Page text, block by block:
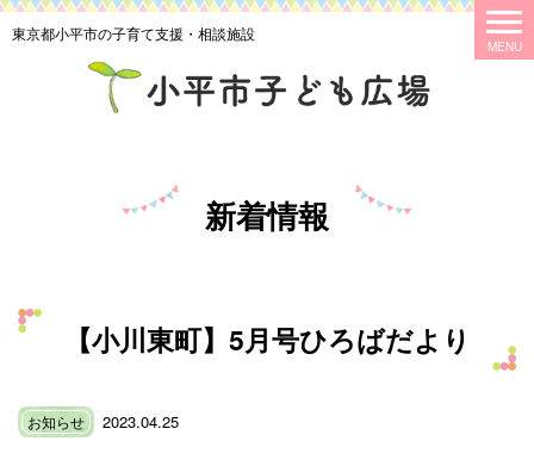
東京都小平市の子育て支援・相談施設
新着情報
【小川東町】5月号ひろばだより
お知らせ 2023.04.25